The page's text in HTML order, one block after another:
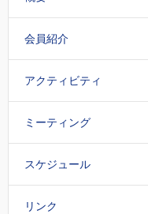
会員紹介
アクティビティ
ミーティング
スケジュール
リンク